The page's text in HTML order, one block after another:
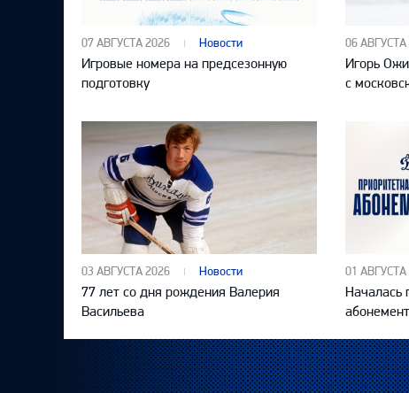
07 АВГУСТА 2026 Новости
Игровые номера на предсезонную
подготовку
06 АВГУСТА
Игорь
с
03 АВГУСТА 2026 Новости
77 лет со дня рождения Валерия
Васильева
01 АВГУСТА
Началась